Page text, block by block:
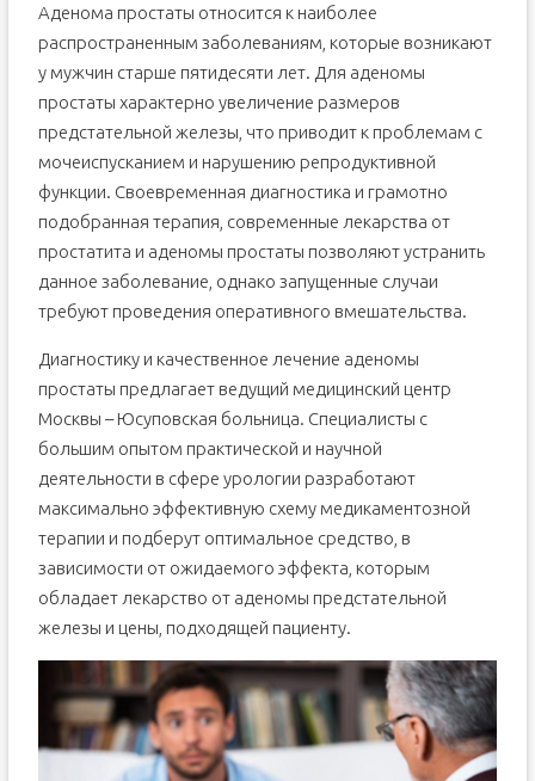
Аденома простаты относится к наиболее
распространенным заболеваниям, которые возникают
у мужчин старше пятидесяти лет. Для аденомы
простаты характерно увеличение размеров
предстательной железы, что приводит к проблемам с
мочеиспусканием и нарушению репродуктивной
функции. Своевременная диагностика и грамотно
подобранная терапия, современные лекарства от
простатита и аденомы простаты позволяют устранить
данное заболевание, однако запущенные случаи
требуют проведения оперативного вмешательства.
Диагностику и качественное лечение аденомы
простаты предлагает ведущий медицинский центр
Москвы – Юсуповская больница. Специалисты с
большим опытом практической и научной
деятельности в сфере урологии разработают
максимально эффективную схему медикаментозной
терапии и подберут оптимальное средство, в
зависимости от ожидаемого эффекта, которым
обладает лекарство от аденомы предстательной
железы и цены, подходящей пациенту.